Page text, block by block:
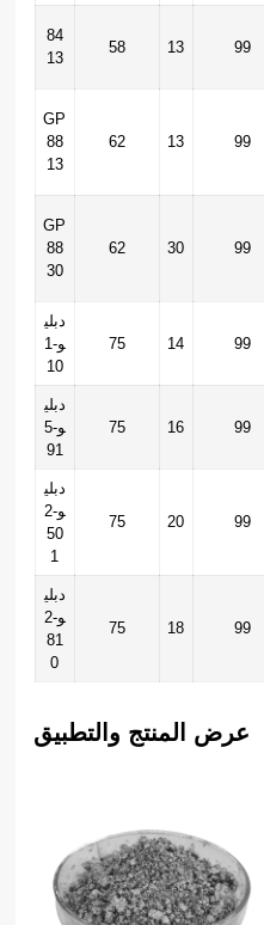
84
13
58 13 99
GP
88
13
62 13 99
GP
88
30
62 30 99
دبلي
و-1
10
75 14 99
دبلي
و-5
91
75 16 99
دبلي
و-2
50
1
75 20 99
دبلي
و-2
81
0
75 18 99
عرض المنتج والتطبيق